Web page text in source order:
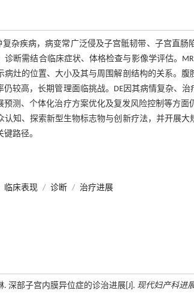
复杂疾病，病变常广泛侵及子宫骶韧带、子宫直
诊断需结合临床症状、体格检查与影像学评估。
病灶的位置、大小及其与周围解剖结构的关系。
仍较高，长期管理面临挑战。DE因其病情复杂、
测、个体化治疗方案优化及复发风险控制等方
认知、探索新型生物标志物与创新疗法，并开展
路径。
临床表现 / 诊断 / 治疗进展
深部子宫内膜异位症的诊治进展[J]. 现代妇产科进